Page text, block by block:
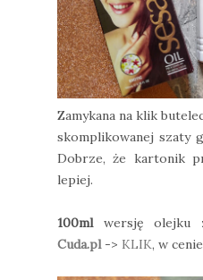
Zamykana na klik
skomplikowanej szaty
Dobrze, że kartonik
lepiej.
100mlwersję olejku
Cuda.pl-> KLIK, w cenie